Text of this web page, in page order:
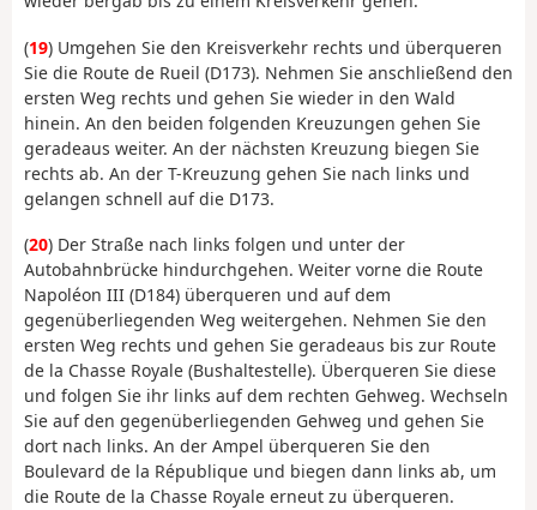
(19) Umgehen Sie den Kreisverkehr rechts und überqueren
Sie die Route de Rueil (D173). Nehmen Sie anschließend den
ersten Weg rechts und gehen Sie wieder in den Wald
hinein. An den beiden folgenden Kreuzungen gehen Sie
geradeaus weiter. An der nächsten Kreuzung biegen Sie
rechts ab. An der T-Kreuzung gehen Sie nach links und
gelangen schnell auf die D173.
(20) Der Straße nach links folgen und unter der
Autobahnbrücke hindurchgehen. Weiter vorne die Route
Napoléon III (D184) überqueren und auf dem
gegenüberliegenden Weg weitergehen. Nehmen Sie den
ersten Weg rechts und gehen Sie geradeaus bis zur Route
de la Chasse Royale (Bushaltestelle). Überqueren Sie diese
und folgen Sie ihr links auf dem rechten Gehweg. Wechseln
Sie auf den gegenüberliegenden Gehweg und gehen Sie
dort nach links. An der Ampel überqueren Sie den
Boulevard de la République und biegen dann links ab, um
die Route de la Chasse Royale erneut zu überqueren.